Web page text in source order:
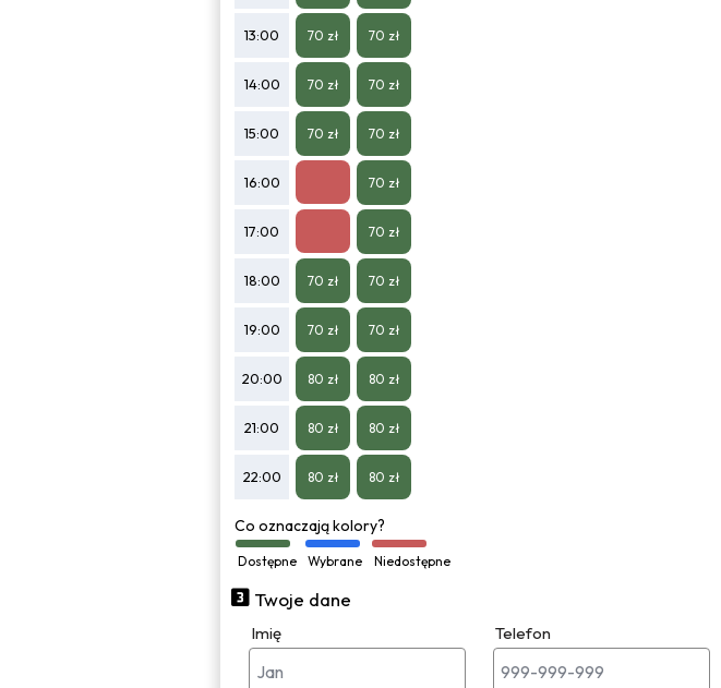
13:00 70 zł 70 zł
14:00 70 zł 70 zł
15:00 70 zł 70 zł
16:00 70 zł
17:00 70 zł
18:00 70 zł 70 zł
19:00 70 zł 70 zł
20:00 80 zł 80 zł
21:00 80 zł 80 zł
22:00 80 zł 80 zł
Co oznaczają kolory?
Dostępne Wybrane Niedostępne
Twoje dane
Imię Telefon